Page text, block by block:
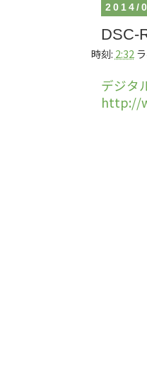
2014/
DSC-
時刻: 2:32
デジタ
http://